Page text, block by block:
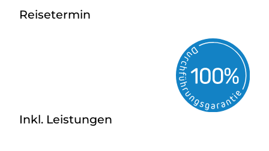
Reisetermin
Inkl. Leistungen